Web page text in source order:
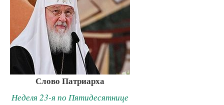
Слово Патриарха
Неделя 23-я по Пятидесятнице